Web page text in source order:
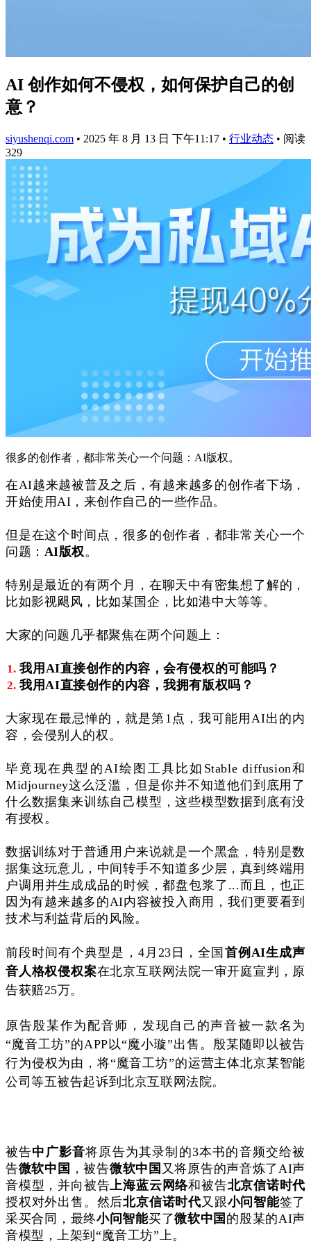
AI 创作如何不侵权，如何保护自己的创
意？
siyushenqi.com • 2025 年 8 月 13 日 下午11:17 • 行业动态 • 阅读
329
很多的创作者，都非常关心一个问题：AI版权。
在AI越来越被普及之后，有越来越多的创作者下场，
开始使用AI，来创作自己的一些作品。
但是在这个时间点，很多的创作者，都非常关心一个
问题： AI版权 。
特别是最近的有两个月，在聊天中有密集想了解的，
比如影视飓风，比如某国企，比如港中大等等。
大家的问题几乎都聚焦在两个问题上：
我用AI直接创作的内容，会有侵权的可能吗？
我用 AI直接创作的内容，我拥有版权吗？
大家现在最忌惮的，就是第1点，我可能用AI出的内
容，会侵别人的权。
毕竟现在典型的AI绘图工具比如Stable diffusion和
Midjourney这么泛滥，但是你并不知道他们到底用了
什么数据集来训练自己模型，这些模型数据到底有没
有授权。
数据训练对于普通用户来说就是一个黑盒， 特别是数
据集这玩意儿，中间转手不知道多少层，真到终端用
户调用并生成成品的时候，都盘包浆了...而且，也正
因为有越来越多的AI内容被投入商用，我们更要看到
技术与利益背后的风险。
前段时间有个典型是，4月23日，全国 首例AI生成声
音人格权侵权案在北京互联网法院一审开庭宣判，原
告获赔25万。
原告殷某作为配音师，发现自己的声音被一款名为
“魔音工坊”的APP以“魔小璇”出售。殷某随即以被告
行为侵权为由，将“魔音工坊”的运营主体北京某智能
公司等五被告起诉到北京互联网法院。
被告中广影音将原告为其录制的3本书的音频交给被
告微软中国 ，被告微软中国 又将原告的声音炼了AI声
音模型，并向被告 上海蓝云网络和被告北京信诺时代
授权对外出售。然后北京信诺时代又跟小问智能签了
采买合同，最终小问智能买了微软中国 的 殷某的AI声
音模型，上架到“魔音工坊”上。